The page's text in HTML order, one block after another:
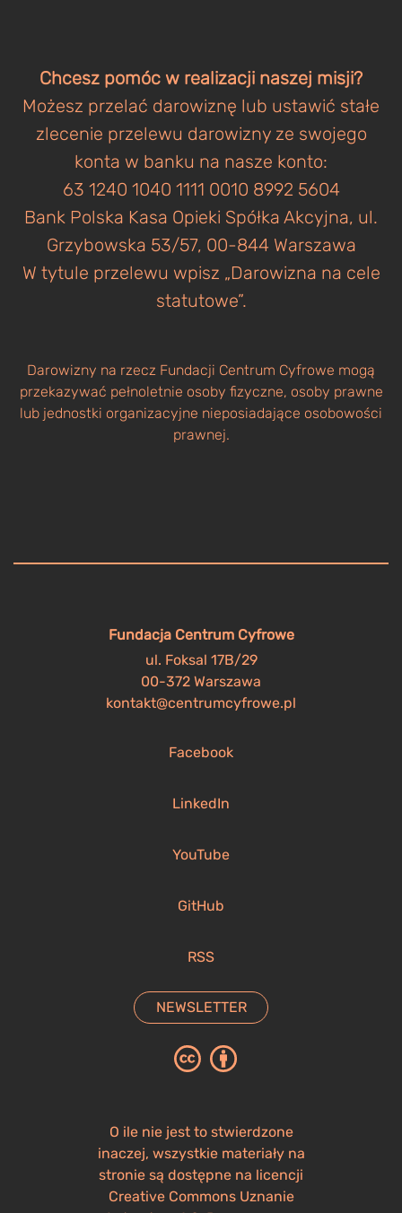
Chcesz pomóc w realizacji naszej misji?
Możesz przelać darowiznę lub ustawić stałe
zlecenie przelewu darowizny ze swojego
konta w banku na nasze konto:
63 1240 1040 1111 0010 8992 5604
Bank Polska Kasa Opieki Spółka Akcyjna, ul.
Grzybowska 53/57, 00-844 Warszawa
W tytule przelewu wpisz „Darowizna na cele
statutowe”.
Darowizny na rzecz Fundacji Centrum Cyfrowe mogą
przekazywać pełnoletnie osoby fizyczne, osoby prawne
lub jednostki organizacyjne nieposiadające osobowości
prawnej.
Fundacja Centrum Cyfrowe
ul. Foksal 17B/29
00-372 Warszawa
kontakt@centrumcyfrowe.pl
Facebook
LinkedIn
YouTube
GitHub
RSS
NEWSLETTER
O ile nie jest to stwierdzone
inaczej, wszystkie materiały na
stronie są dostępne na licencji
Creative Commons Uznanie